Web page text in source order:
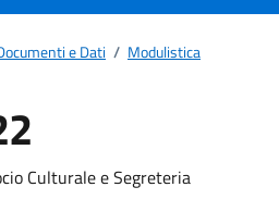
e Dati / Modulistica
Culturale e Segreteria